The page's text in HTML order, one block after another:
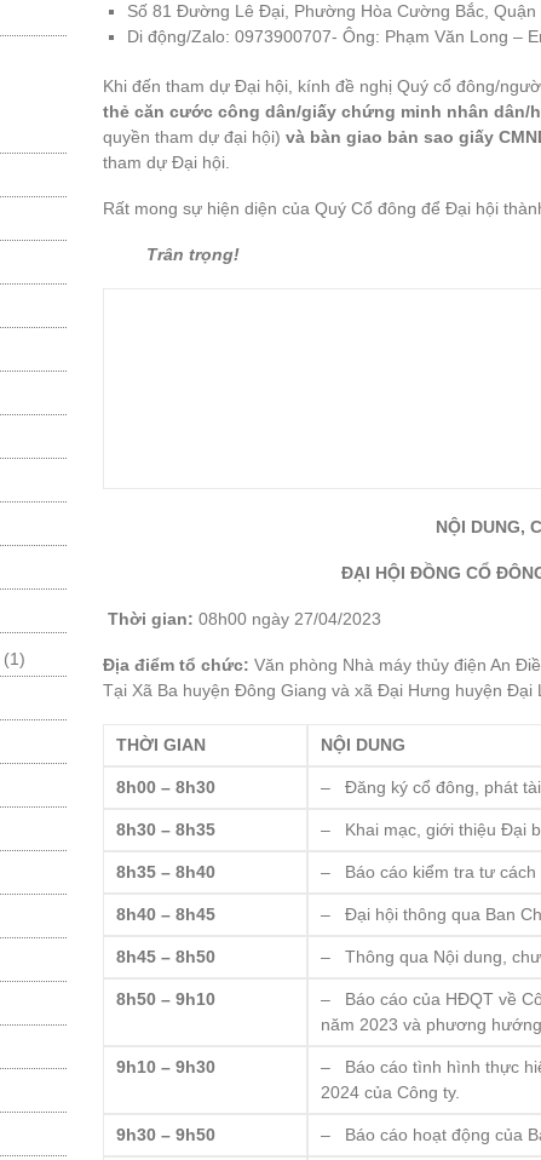
Số 81 Đường Lê Đại, Phường Hòa Cường Bắc, Quận
Di động/Zalo: 0973900707- Ông: Phạm Văn Long –
Khi đến tham dự Đại hội, kính đề nghị Quý cổ đông/
thẻ căn cước công dân/giấy chứng minh nhân dân/
quyền tham dự đại hội)và bàn giao bản sao giấy
tham dự Đại hội.
Rất mong sự hiện diện của Quý Cổ đông để Đại hội
Trân trọng!
NỘI DUNG,
ĐẠI HỘI ĐỒNG CỔ
Thời gian:08h00 ngày 27/04/2023
Địa điểm tổ chức:Văn phòng Nhà máy thủy điện An
Tại Xã Ba huyện Đông Giang và xã Đại Hưng huyện Đại
THỜI GIAN NỘI DUNG
8h00 – 8h30 – Đăng ký cổ đông, phát
8h30 – 8h35 – Khai mạc, giới thiệu Đại
8h35 – 8h40 – Báo cáo kiểm tra tư cách
8h40 – 8h45 – Đại hội thông qua Ban
8h45 – 8h50 – Thông qua Nội dung,
8h50 – 9h10
– Báo cáo của HĐQT về
năm 2023 và phương
9h10 – 9h30
– Báo cáo tình hình thực
2024 của Công ty.
9h30 – 9h50 – Báo cáo hoạt động của
(1)